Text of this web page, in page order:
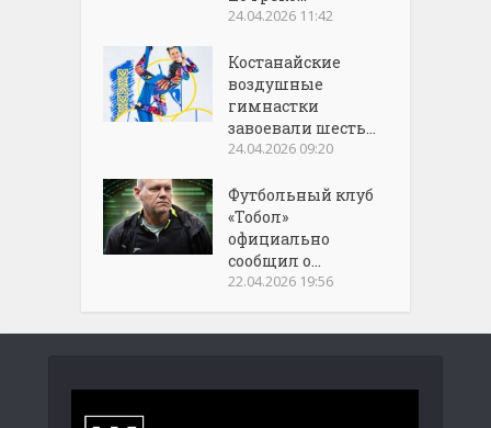
24.04.2026 11:42
Костанайские
воздушные
гимнастки
завоевали шесть...
24.04.2026 09:20
Футбольный клуб
«Тобол»
официально
сообщил о...
22.04.2026 19:56